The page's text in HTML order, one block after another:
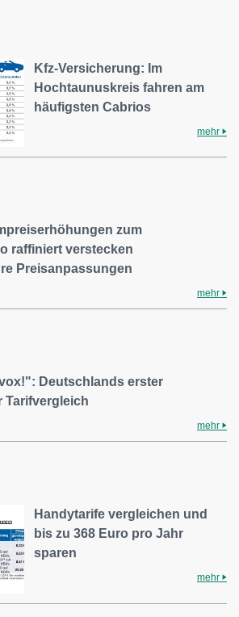
Kfz-Versicherung: Im
Hochtaunuskreis fahren am
häufigsten Cabrios
mehr
zum
raffiniert verstecken
Preisanpassungen
mehr
Deutschlands erster
Tarifvergleich
mehr
Handytarife vergleichen und
bis zu 368 Euro pro Jahr
sparen
mehr